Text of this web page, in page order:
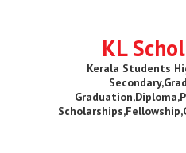
KL
Kerala Students